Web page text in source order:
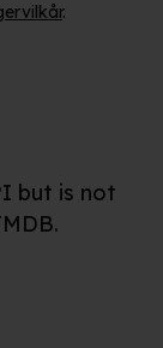
.
but is not